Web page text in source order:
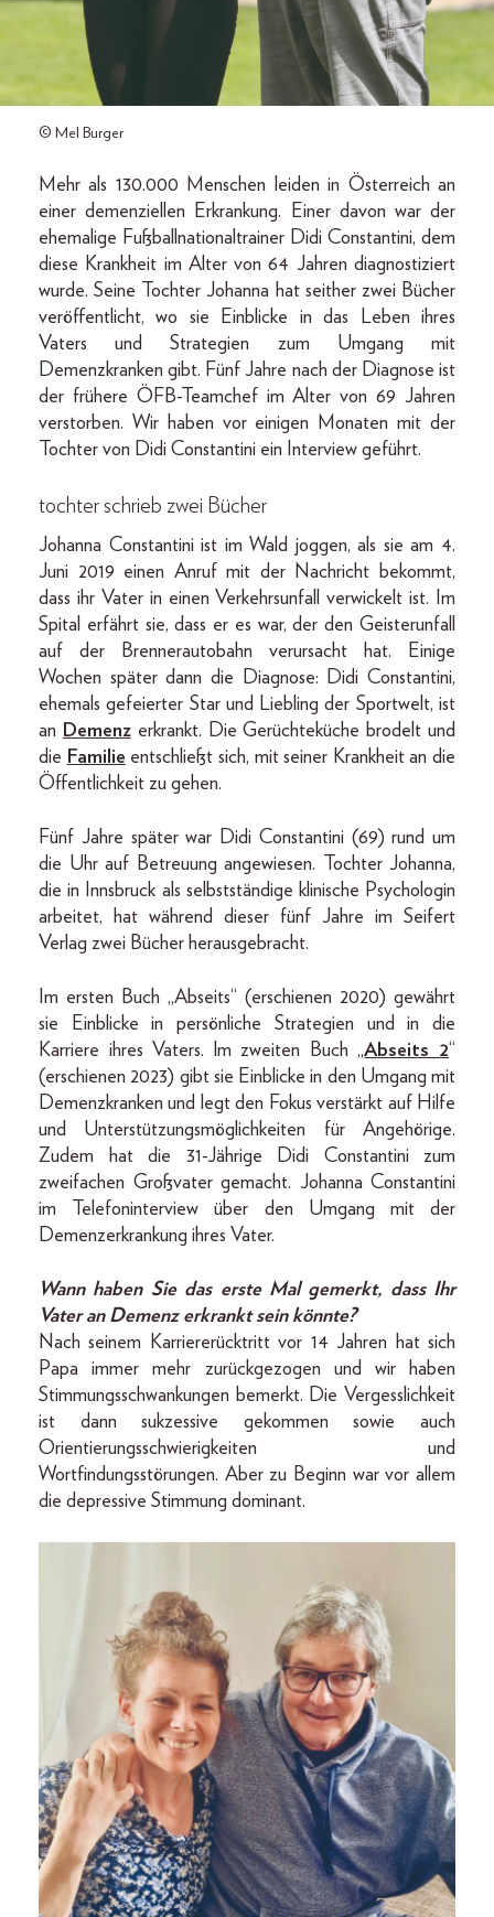
© Mel Burger
Mehr als 130.000 Menschen leiden in Österreich an
einer demenziellen Erkrankung. Einer davon war der
ehemalige Fußballnationaltrainer Didi Constantini, dem
diese Krankheit im Alter von 64 Jahren diagnostiziert
wurde. Seine Tochter Johanna hat seither zwei Bücher
veröffentlicht, wo sie Einblicke in das Leben ihres
Vaters und Strategien zum Umgang mit
Demenzkranken gibt. Fünf Jahre nach der Diagnose ist
der frühere ÖFB-Teamchef im Alter von 69 Jahren
verstorben. Wir haben vor einigen Monaten mit der
Tochter von Didi Constantini ein Interview geführt.
tochter schrieb zwei Bücher
Johanna Constantini ist im Wald joggen, als sie am 4.
Juni 2019 einen Anruf mit der Nachricht bekommt,
dass ihr Vater in einen Verkehrsunfall verwickelt ist. Im
Spital erfährt sie, dass er es war, der den Geisterunfall
auf der Brennerautobahn verursacht hat. Einige
Wochen später dann die Diagnose: Didi Constantini,
ehemals gefeierter Star und Liebling der Sportwelt, ist
an Demenzerkrankt. Die Gerüchteküche brodelt und
die Familie entschließt sich, mit seiner Krankheit an die
Öffentlichkeit zu gehen.
Fünf Jahre später war Didi Constantini (69) rund um
die Uhr auf Betreuung angewiesen. Tochter Johanna,
die in Innsbruck als selbstständige klinische Psychologin
arbeitet, hat während dieser fünf Jahre im Seifert
Verlag zwei Bücher herausgebracht.
Im ersten Buch „Abseits“ (erschienen 2020) gewährt
sie Einblicke in persönliche Strategien und in die
Karriere ihres Vaters. lm zweiten Buch „Abseits 2“
(erschienen 2023) gibt sie Einblicke in den Umgang mit
Demenzkranken und legt den Fokus verstärkt auf Hilfe
und Unterstützungsmöglichkeiten für Angehörige.
Zudem hat die 31-Jährige Didi Constantini zum
zweifachen Großvater gemacht. Johanna Constantini
im Telefoninterview über den Umgang mit der
Demenzerkrankung ihres Vater.
Wann haben Sie das erste Mal gemerkt, dass Ihr
Vater an Demenz erkrankt sein könnte?
Nach seinem Karriererücktritt vor 14 Jahren hat sich
Papa immer mehr zurückgezogen und wir haben
Stimmungsschwankungen bemerkt. Die Vergesslichkeit
ist dann sukzessive gekommen sowie auch
Orientierungsschwierigkeiten und
Wortfindungsstörungen. Aber zu Beginn war vor allem
die depressive Stimmung dominant.